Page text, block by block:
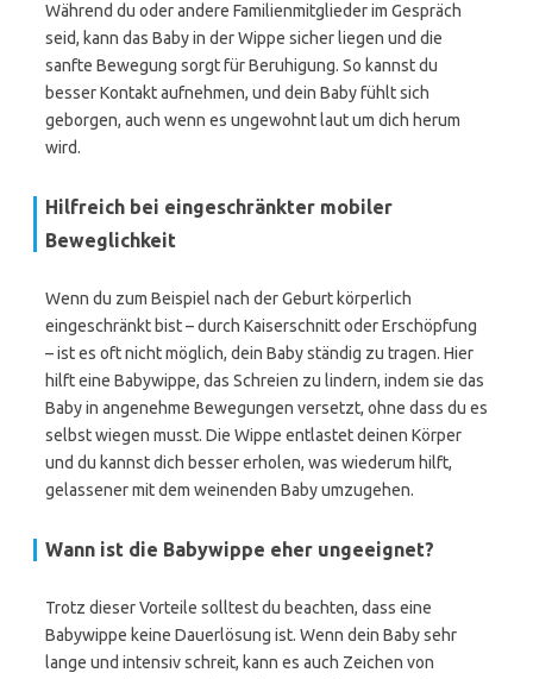
Während du oder andere Familienmitglieder im Gespräch
seid, kann das Baby in der Wippe sicher liegen und die
sanfte Bewegung sorgt für Beruhigung. So kannst du
besser Kontakt aufnehmen, und dein Baby fühlt sich
geborgen, auch wenn es ungewohnt laut um dich herum
wird.
Hilfreich bei eingeschränkter mobiler
Beweglichkeit
Wenn du zum Beispiel nach der Geburt körperlich
eingeschränkt bist – durch Kaiserschnitt oder Erschöpfung
– ist es oft nicht möglich, dein Baby ständig zu tragen. Hier
hilft eine Babywippe, das Schreien zu lindern, indem sie das
Baby in angenehme Bewegungen versetzt, ohne dass du es
selbst wiegen musst. Die Wippe entlastet deinen Körper
und du kannst dich besser erholen, was wiederum hilft,
gelassener mit dem weinenden Baby umzugehen.
Wann ist die Babywippe eher ungeeignet?
Trotz dieser Vorteile solltest du beachten, dass eine
Babywippe keine Dauerlösung ist. Wenn dein Baby sehr
lange und intensiv schreit, kann es auch Zeichen von